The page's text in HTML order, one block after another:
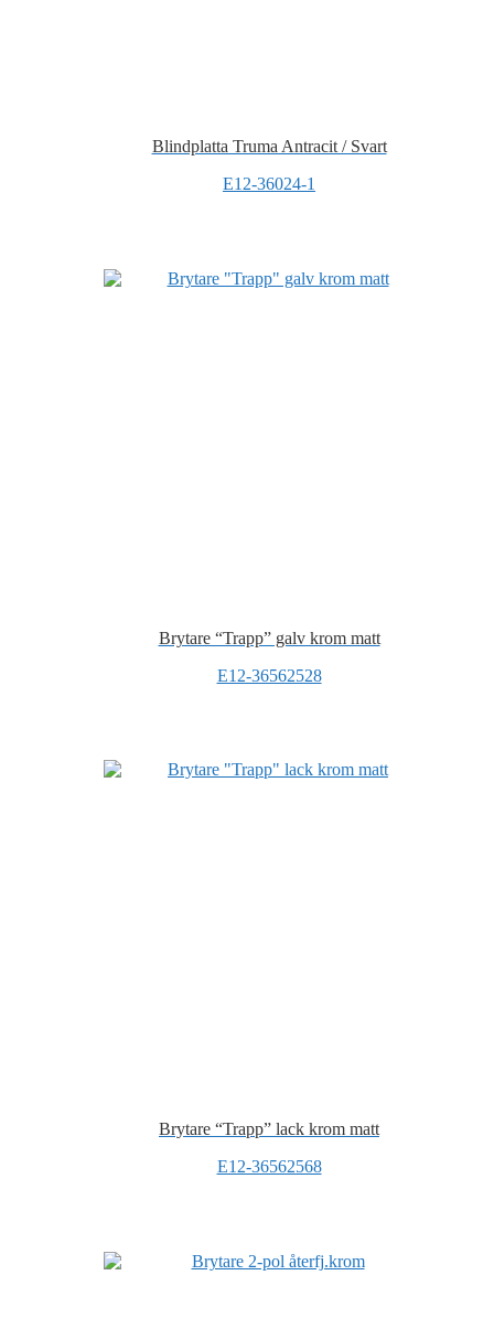
Blindplatta Truma Antracit / Svart
E12-36024-1
Brytare “Trapp” galv krom matt
E12-36562528
Brytare “Trapp” lack krom matt
E12-36562568